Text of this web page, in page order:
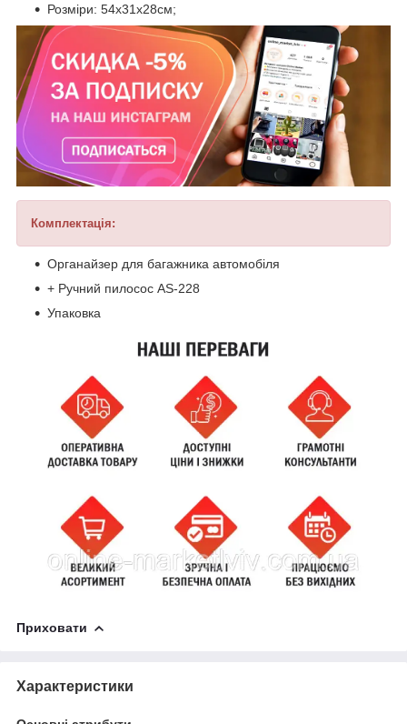
Розміри: 54x31x28см;
Комплектація:
Органайзер для багажника автомобіля
+ Ручний пилосос AS-228
Упаковка
Приховати
Характеристики